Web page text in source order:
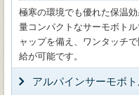
極寒の環境でも優れた保温
量コンパクトなサーモボト
ャップを備え、ワンタッチ
給が可能です。
アルパインサーモボ